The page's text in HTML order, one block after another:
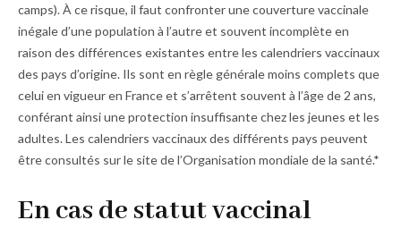
camps). À ce risque, il faut confronter une couverture vaccinale
inégale d’une population à l’autre et souvent incomplète en
raison des différences existantes entre les calendriers vaccinaux
des pays d’origine. Ils sont en règle générale moins complets que
celui en vigueur en France et s’arrêtent souvent à l’âge de 2 ans,
conférant ainsi une protection insuffisante chez les jeunes et les
adultes. Les calendriers vaccinaux des différents pays peuvent
être consultés sur le site de l’Organisation mondiale de la santé.*
En cas de statut vaccinal